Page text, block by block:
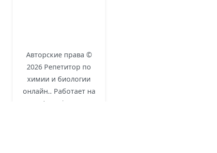
Авторские права ©
2026 Репетитор по
химии и биологии
онлайн.. Работает на
eLearning